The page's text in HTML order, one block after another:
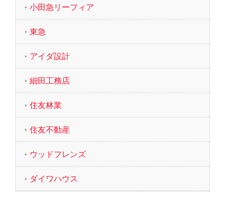
小田急リーフィア
東急
アイダ設計
細田工務店
住友林業
住友不動産
ウッドフレンズ
ダイワハウス